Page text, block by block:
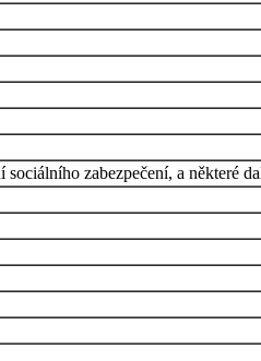
zabezpečení, a některé